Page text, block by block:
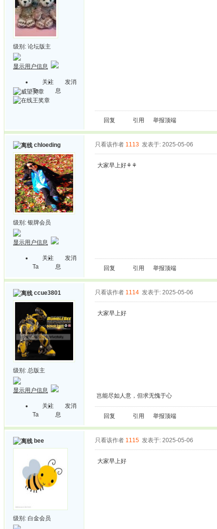
级别: 论坛版主
显示用户信息
关注
Ta
发消
息
回复 引用 举报顶端
chloeding
级别: 银牌会员
显示用户信息
关注
Ta
发消
息
只看该作者 1113 发表于: 2025-05-06
大家早上好⚘⚘
回复 引用 举报顶端
ccue3801
级别: 总版主
显示用户信息
关注
Ta
发消
息
只看该作者 1114 发表于: 2025-05-06
大家早上好
岂能尽如人意，但求无愧于心
回复 引用 举报顶端
bee
级别: 白金会员
只看该作者 1115 发表于: 2025-05-06
大家早上好